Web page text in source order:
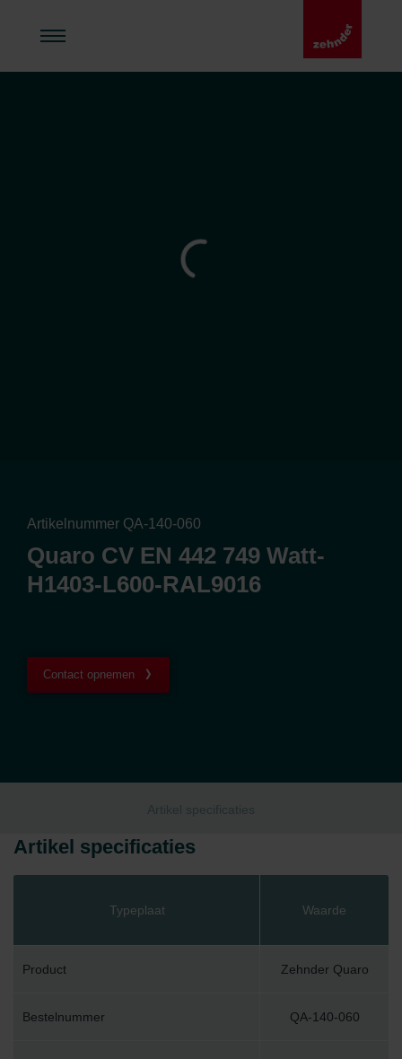
Artikelnummer QA-140-060
Quaro CV EN 442 749 Watt-
H1403-L600-RAL9016
Contact opnemen
Artikel specificaties
Artikel specificaties
Typeplaat Waarde
Product Zehnder Quaro
Bestelnummer QA-140-060